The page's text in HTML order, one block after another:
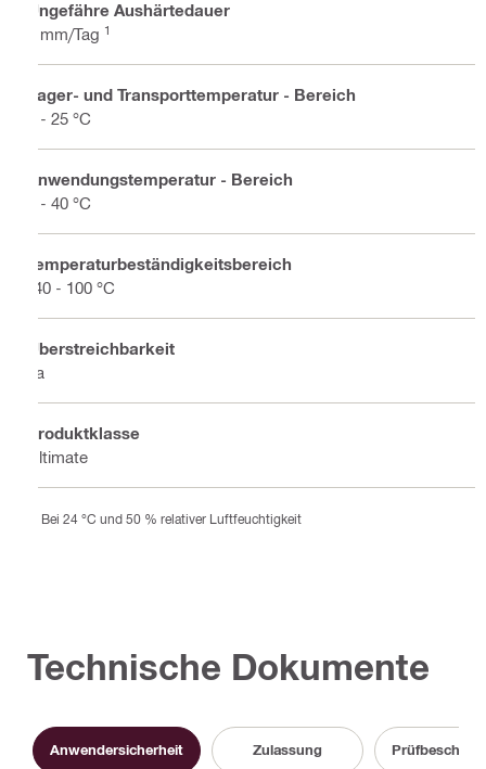
Ungefähre Aushärtedauer
2 mm/Tag 1
Lager- und Transporttemperatur - Bereich
5 - 25 °C
Anwendungstemperatur - Bereich
5 - 40 °C
Temperaturbeständigkeitsbereich
-40 - 100 °C
Überstreichbarkeit
Ja
Produktklasse
Ultimate
Bei 24 °C und 50 % relativer Luftfeuchtigkeit
Technische Dokumente
Anwendersicherheit Zulassung